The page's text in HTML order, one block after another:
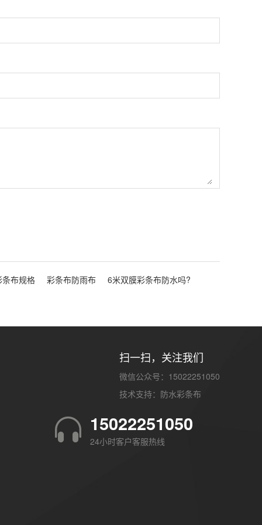
条布规格 彩条布防雨布 6米双膜彩条布防水吗?
扫一扫，关注我们
微信公众号：15022251050
技术支持： 防水彩条布
15022251050
24小时客户客服热线